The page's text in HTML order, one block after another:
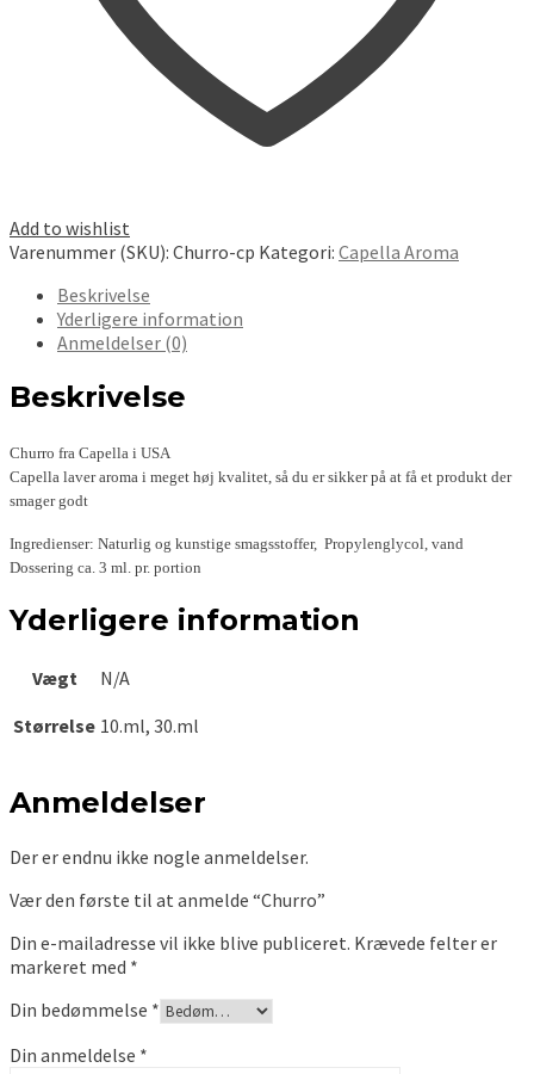
Add to wishlist
Varenummer (SKU): Churro-cp Kategori: Capella Aroma
Beskrivelse
Yderligere information
Anmeldelser (0)
Beskrivelse
Churro fra Capella i USA
Capella laver aroma i meget høj kvalitet, så du er sikker på at få et produkt der
smager godt
Ingredienser: Naturlig og kunstige smagsstoffer, Propylenglycol, vand
Dossering ca. 3 ml. pr. portion
Yderligere information
Vægt
N/A
Størrelse 10.ml, 30.ml
Anmeldelser
Der er endnu ikke nogle anmeldelser.
Vær den første til at anmelde “Churro”
Din e-mailadresse vil ikke blive publiceret. Krævede felter er
markeret med *
Din bedømmelse *
Din anmeldelse *